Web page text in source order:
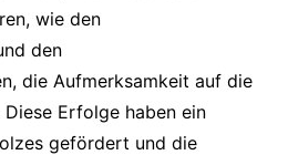
wie den
den
die Aufmerksamkeit auf die
Erfolge haben ein
gefördert und die